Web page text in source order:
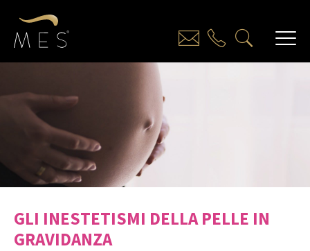
GLI INESTETISMI DELLA PELLE IN
GRAVIDANZA